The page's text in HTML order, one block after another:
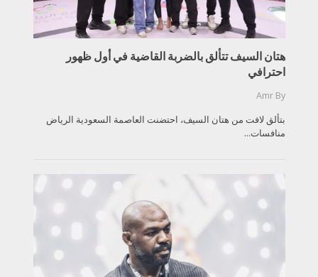
هتان السيف تتألق بالضربة القاضية في أول ظهور
احترافي
By
Amr
بتألق لافت من هتان السيف، احتضنت العاصمة السعودية الرياض
منافسات...